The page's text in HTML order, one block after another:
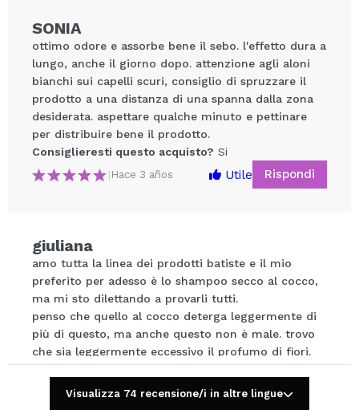
Condividi un video o una foto
Consiglieresti questo acquisto?
5/5
INVIA
SONIA
ottimo odore e assorbe bene il sebo. l'effetto dura a
lungo, anche il giorno dopo. attenzione agli aloni
bianchi sui capelli scuri, consiglio di spruzzare il
prodotto a una distanza di una spanna dalla zona
desiderata. aspettare qualche minuto e pettinare
per distribuire bene il prodotto.
Consiglieresti questo acquisto? Si
| Hace 3 años Utile Rispondi
giuliana
amo tutta la linea dei prodotti batiste e il mio
preferito per adesso è lo shampoo secco al cocco,
ma mi sto dilettando a provarli tutti.
penso che quello al cocco deterga leggermente di
più di questo, ma anche questo non è male. trovo
che sia leggermente eccessivo il profumo di fiori.
per il resto lo consiglio
Consiglieresti questo acquisto?
Visualizza 74 recensione/i in altre lingue